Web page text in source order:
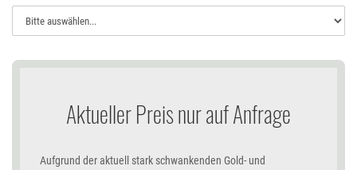
Aktueller Preis nur auf Anfrage
Aufgrund der aktuell stark schwankenden Gold- und